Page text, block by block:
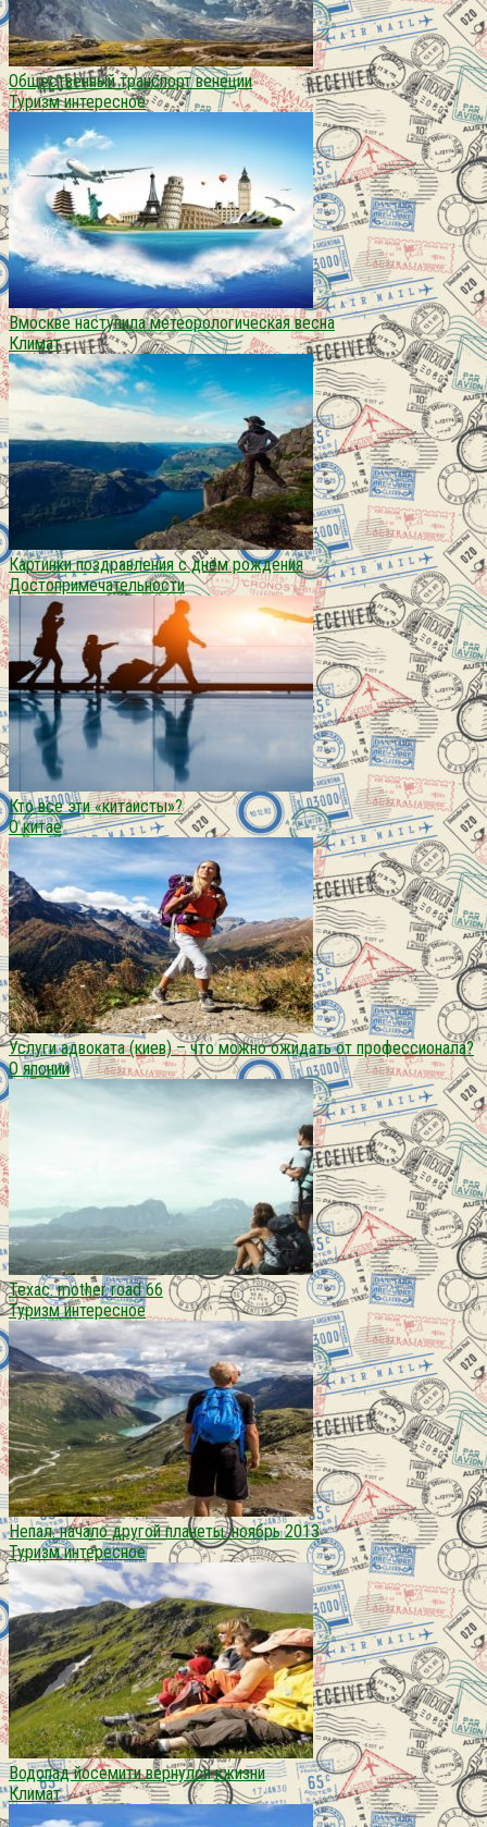
Общественный транспорт венеции
Туризм интересное
Вмоскве наступила метеорологическая весна
Климат
Картинки поздравления с днём рождения
Достопримечательности
Кто все эти «китаисты»?
О китае
Услуги адвоката (киев) – что можно ожидать от профессионала?
О японии
Техас. mother road 66
Туризм интересное
Непал. начало другой планеты. ноябрь 2013
Туризм интересное
Водопад йосемити вернулся кжизни
Климат